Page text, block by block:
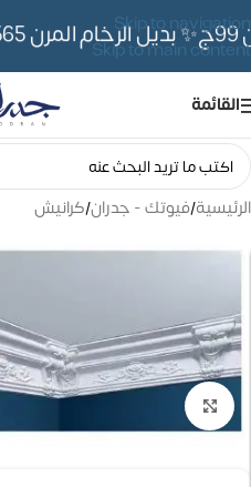
Skip to navigation
Skip to main content
✨ بديل الرخام المرن 565ج بدلًا من 690ج لفترة محدوده
القائمة
الرئيسية/فيوتك - جدران/كرانيش
تكبير الصورة